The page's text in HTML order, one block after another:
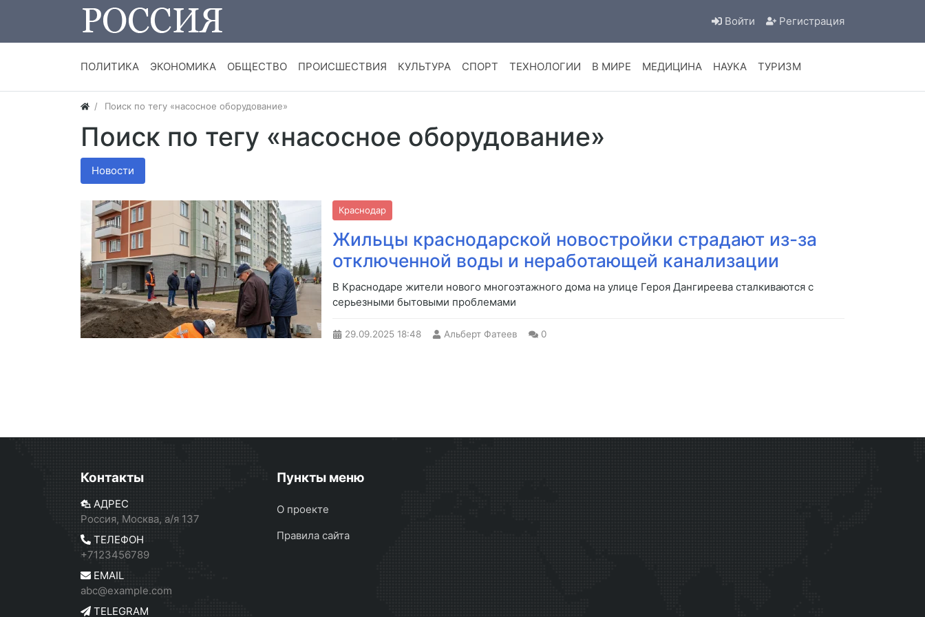
Войти Регистрация
ПОЛИТИКА ЭКОНОМИКА ОБЩЕСТВО ПРОИСШЕСТВИЯ КУЛЬТУРА СПОРТ ТЕХНОЛОГИИ В МИРЕ МЕДИЦИНА НАУКА ТУРИЗМ
Поиск по тегу «насосное оборудование»
Поиск по тегу «насосное оборудование»
Новости
Краснодар
Жильцы краснодарской новостройки страдают из-за
отключенной воды и неработающей канализации
В Краснодаре жители нового многоэтажного дома на улице Героя Дангиреева сталкиваются с
серьезными бытовыми проблемами
29.09.2025 18:48 Альберт Фатеев 0
Контакты
АДРЕС
Россия, Москва, а/я 137
ТЕЛЕФОН
+7123456789
EMAIL
abc@example.com
TELEGRAM
Пункты меню
О проекте
Правила сайта